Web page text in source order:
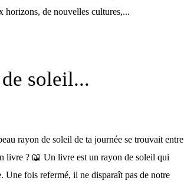
horizons, de nouvelles cultures,...
soleil...
rayon de soleil de ta journée se trouvait entre
livre ? 📖 Un livre est un rayon de soleil qui
Une fois refermé, il ne disparaît pas de notre